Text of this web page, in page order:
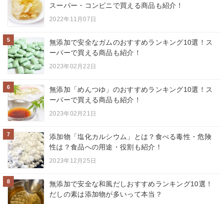
スーパー・コンビニで買える商品も紹介！
2022年11月07日
5
無添加で安全なガムのおすすめランキング10選！ス
ーパーで買える商品も紹介！
2023年02月22日
6
無添加「めんつゆ」のおすすめランキング10選！ス
ーパーで買える商品も紹介！
2023年02月21日
7
添加物「塩化カルシウム」とは？食べる毒性・危険
性は？食品への用途・役割も紹介！
2023年12月25日
8
無添加で安全な和風だしおすすめランキング10選！
だしの素は添加物が多いって本当？